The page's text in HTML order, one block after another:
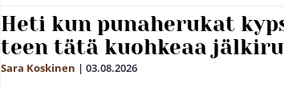
Heti kun punaherukat
teen tätä kuohkeaa
Sara Koskinen | 03.08.2026